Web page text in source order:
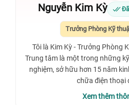
Nguyễn Kim Kỳ
Trưởng Phòng Kỹ
Tôi là Kim Kỳ - Trưởng Phòng
Trung tâm là một trong những
nghiệm, sở hữu hơn 15 năm
chữa điện thoại
Xem thêm